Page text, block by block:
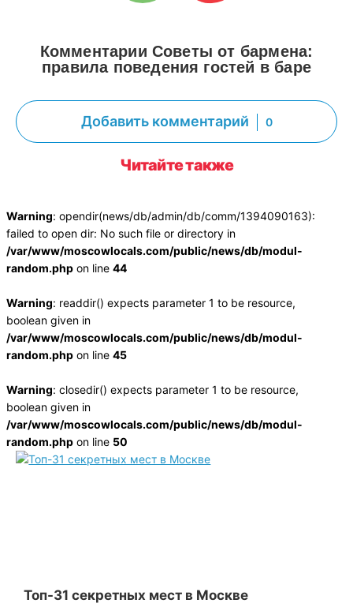
Комментарии Советы от бармена:
правила поведения гостей в баре
Добавить комментарий 0
Читайте также
Warning: opendir(news/db/admin/db/comm/1394090163):
failed to open dir: No such file or directory in
/var/www/moscowlocals.com/public/news/db/modul-
random.phpon line 44
Warning: readdir() expects parameter 1 to be resource,
boolean given in
/var/www/moscowlocals.com/public/news/db/modul-
random.phpon line 45
Warning: closedir() expects parameter 1 to be resource,
boolean given in
/var/www/moscowlocals.com/public/news/db/modul-
random.phpon line 50
Топ-31 секретных мест в Москве